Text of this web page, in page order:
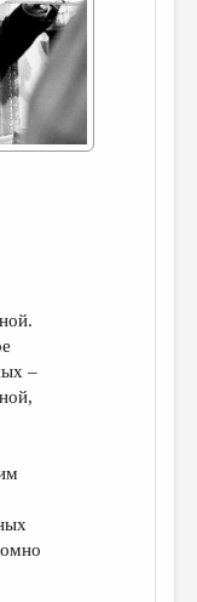
–